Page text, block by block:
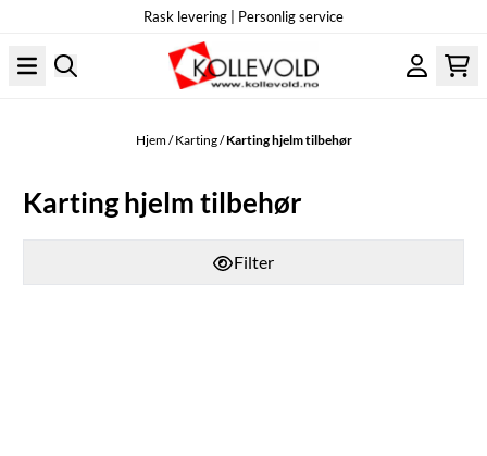
Rask levering | Personlig service
Hjem/Karting/Karting hjelm tilbehør
Karting hjelm tilbehør
Filter